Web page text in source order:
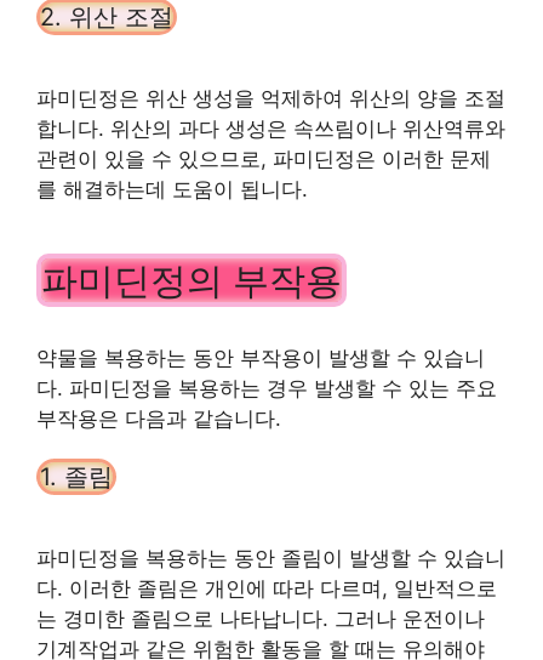
2. 위산 조절
파미딘정은 위산 생성을 억제하여 위산의 양을 조절
합니다. 위산의 과다 생성은 속쓰림이나 위산역류와
관련이 있을 수 있으므로, 파미딘정은 이러한 문제
를 해결하는데 도움이 됩니다.
파미딘정의 부작용
약물을 복용하는 동안 부작용이 발생할 수 있습니
다. 파미딘정을 복용하는 경우 발생할 수 있는 주요
부작용은 다음과 같습니다.
1. 졸림
파미딘정을 복용하는 동안 졸림이 발생할 수 있습니
다. 이러한 졸림은 개인에 따라 다르며, 일반적으로
는 경미한 졸림으로 나타납니다. 그러나 운전이나
기계작업과 같은 위험한 활동을 할 때는 유의해야